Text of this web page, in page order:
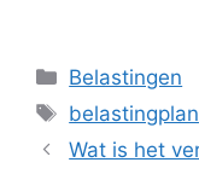
Categorieën
Belastingen
Tags
belastingplan
Wat is het